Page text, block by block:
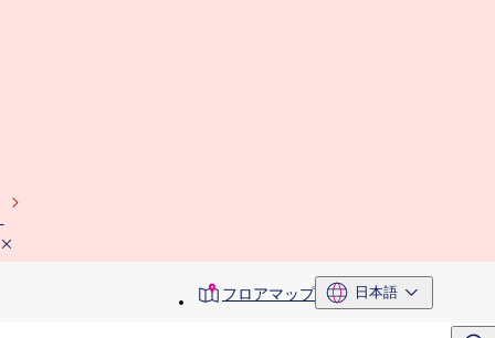
toolbarフロアマップ 日本語